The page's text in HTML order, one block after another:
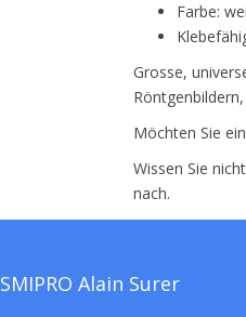
Farbe:
Grosse,
Möchten Sie
Wissen Sie
nach.
SMIPRO Alain Surer